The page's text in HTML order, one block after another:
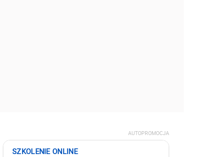
AUTOPROMOCJA
SZKOLENIE ONLINE